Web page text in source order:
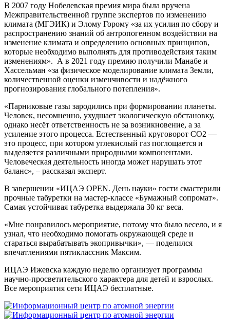
В 2007 году Нобелевская премия мира была вручена
Межправительственной группе экспертов по изменению
климата (МГЭИК) и Элому Горому «за их усилия по сбору и
распространению знаний об антропогенном воздействии на
изменение климата и определению основных принципов,
которые необходимо выполнять для противодействия таким
изменениям». А в 2021 году премию получили Манабе и
Хассельман «за физическое моделирование климата Земли,
количественной оценки изменчивости и надёжного
прогнозирования глобального потепления».
«Парниковые газы зародились при формировании планеты.
Человек, несомненно, ухудшает экологическую обстановку,
однако несёт ответственность не за возникновение, а за
усиление этого процесса. Естественный круговорот СО2 —
это процесс, при котором углекислый газ поглощается и
выделяется различными природными компонентами.
Человеческая деятельность иногда может нарушать этот
баланс», – рассказал эксперт.
В завершении «ИЦАЭ OPEN. День науки» гости смастерили
прочные табуретки на мастер-классе «Бумажный сопромат».
Самая устойчивая табуретка выдержала 30 кг веса.
«Мне понравилось мероприятие, потому что было весело, и я
узнал, что необходимо помогать окружающей среде и
стараться вырабатывать экопривычки», — поделился
впечатлениями пятиклассник Максим.
ИЦАЭ Ижевска каждую неделю организует программы
научно-просветительского характера для детей и взрослых.
Все мероприятия сети ИЦАЭ бесплатные.